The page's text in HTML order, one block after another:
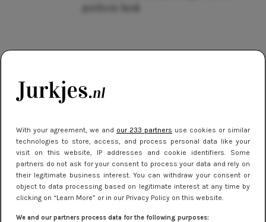
With your agreement, we and our 233 partners use cookies or similar
technologies to store, access, and process personal data like your
visit on this website, IP addresses and cookie identifiers. Some
partners do not ask for your consent to process your data and rely on
their legitimate business interest. You can withdraw your consent or
object to data processing based on legitimate interest at any time by
clicking on “Learn More” or in our Privacy Policy on this website.
We and our partners process data for the following purposes:
perfecte look